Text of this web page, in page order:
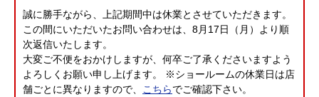
誠に勝手ながら、上記期間中は休業とさせていただきます。
この間にいただいたお問い合わせは、8月17日（月）より順
次返信いたします。
大変ご不便をおかけしますが、何卒ご了承くださいますよう
よろしくお願い申し上げます。
※ショールームの休業日は店
舗ごとに異なりますので、
こちらでご確認下さい。